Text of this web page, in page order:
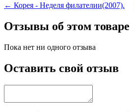
← Корея - Неделя филателии(2007).
Отзывы об этом товаре
Пока нет ни одного отзыва
Оставить свой отзыв